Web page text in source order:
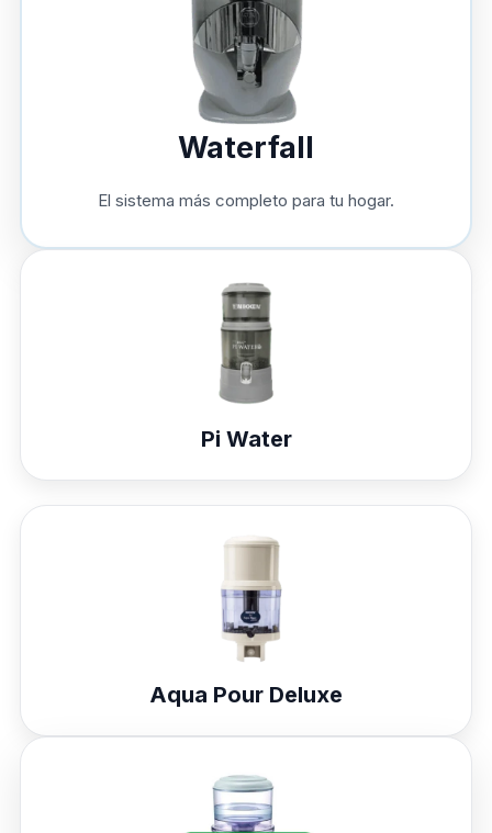
Waterfall
El sistema más completo para tu hogar.
Pi Water
Aqua Pour Deluxe